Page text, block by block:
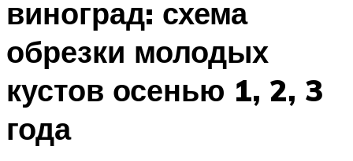
виноград: схема
обрезки молодых
кустов осенью 1, 2, 3
года